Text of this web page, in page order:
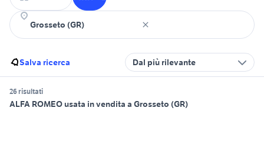
Salva ricerca Dal più rilevante
26 risultati
ALFA ROMEO usata in vendita a Grosseto (GR)